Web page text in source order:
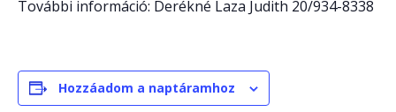
További információ: Derékné Laza Judith 20/934-8338
Hozzáadom a naptáramhoz